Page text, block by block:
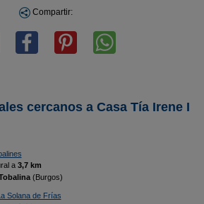
Compartir:
cercanos a Casa Tía Irene I
a 3,7 km
(Burgos)
Solana de Frías